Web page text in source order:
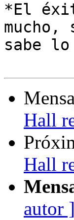
*El
mucho,
sabe
Hall
Hall
autor ]